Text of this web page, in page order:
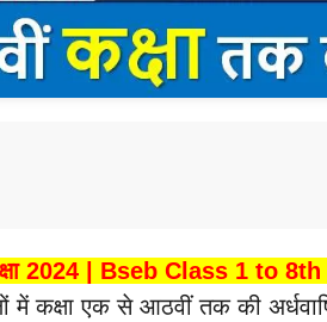
परीक्षा 2024 | Bseb Class 1 to
कक्षा एक से आठवीं तक की